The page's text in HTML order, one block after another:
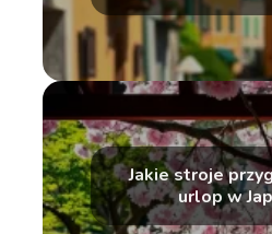
Jakie stroje
urlop w